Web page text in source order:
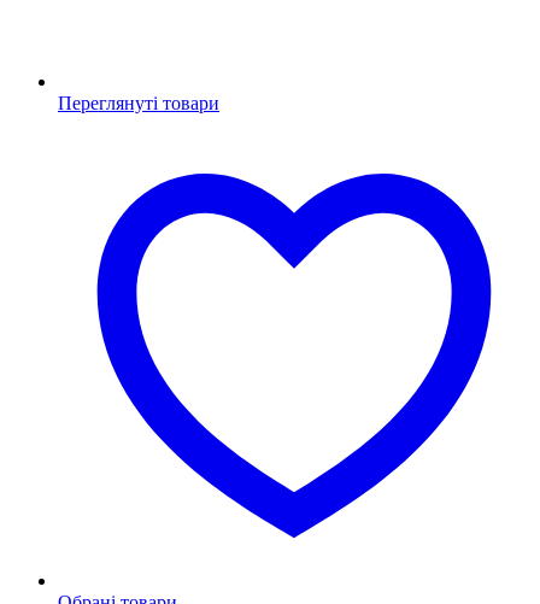
Переглянуті товари